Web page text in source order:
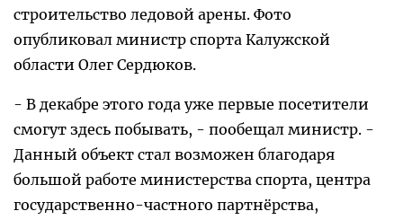
строительство ледовой арены. Фото
опубликовал министр спорта Калужской
области Олег Сердюков.
- В декабре этого года уже первые посетители
смогут здесь побывать, - пообещал министр. -
Данный объект стал возможен благодаря
большой работе министерства спорта, центра
государственно-частного партнёрства,